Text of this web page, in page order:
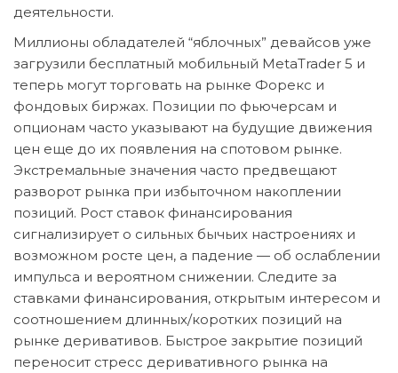
деятельности.
Миллионы обладателей “яблочных” девайсов уже
загрузили бесплатный мобильный MetaTrader 5 и
теперь могут торговать на рынке Форекс и
фондовых биржах. Позиции по фьючерсам и
опционам часто указывают на будущие движения
цен еще до их появления на спотовом рынке.
Экстремальные значения часто предвещают
разворот рынка при избыточном накоплении
позиций. Рост ставок финансирования
сигнализирует о сильных бычьих настроениях и
возможном росте цен, а падение — об ослаблении
импульса и вероятном снижении. Следите за
ставками финансирования, открытым интересом и
соотношением длинных/коротких позиций на
рынке деривативов. Быстрое закрытие позиций
переносит стресс деривативного рынка на